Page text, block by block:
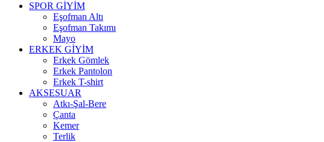
SPOR GİYİM
Eşofman Altı
Eşofman Takımı
Mayo
ERKEK GİYİM
Erkek Gömlek
Erkek Pantolon
Erkek T-shirt
AKSESUAR
Atkı-Şal-Bere
Çanta
Kemer
Terlik